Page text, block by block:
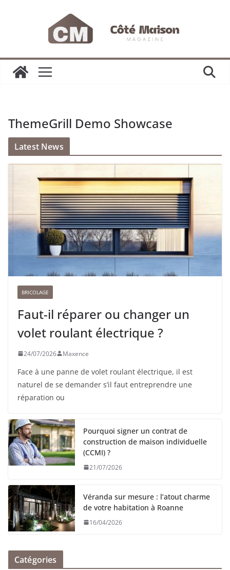
ThemeGrill Demo Showcase
Latest News
BRICOLAGE
Faut-il réparer ou changer un
volet roulant électrique ?
24/07/2026 Maxence
Face à une panne de volet roulant électrique, il est
naturel de se demander s’il faut entreprendre une
réparation ou
Pourquoi signer un contrat de
construction de maison individuelle
(CCMI) ?
21/07/2026
Véranda sur mesure : l’atout charme
de votre habitation à Roanne
16/04/2026
Catégories